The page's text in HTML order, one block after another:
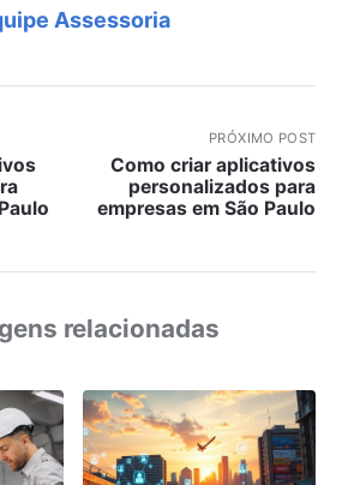
Assessoria
PRÓXIMO POST
Como criar aplicativos
personalizados para
empresas em São Paulo
relacionadas